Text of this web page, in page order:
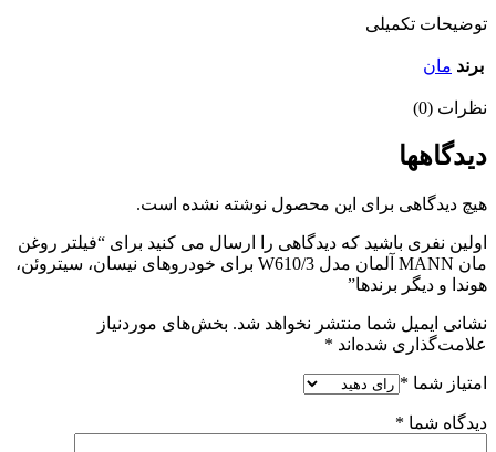
توضیحات تکمیلی
برند مان
نظرات (0)
دیدگاهها
هیچ دیدگاهی برای این محصول نوشته نشده است.
اولین نفری باشید که دیدگاهی را ارسال می کنید برای “فیلتر روغن
مان MANN آلمان مدل W610/3 برای خودروهای نیسان، سیتروئن،
هوندا و دیگر برندها”
نشانی ایمیل شما منتشر نخواهد شد. بخش‌های موردنیاز
علامت‌گذاری شده‌اند *
امتیاز شما *
دیدگاه شما *